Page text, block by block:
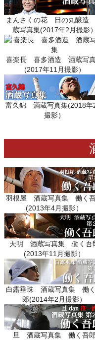
まんさくの花 日の丸醸造
蔵写真集(2017年2月撮影）
喜楽長 喜多酒造 酒蔵写
(2017年11月撮影）
富久錦 酒蔵写真集(2018年
撮影）
酒蔵
羽根屋 酒蔵写真集 働く
(2013年4月撮影）
天明 酒蔵写真集 働く吾
(2013年11月撮影）
白露垂珠 酒蔵写真集 働
郎(2014年2月撮影）
旦 酒蔵写真集 働く吾郎